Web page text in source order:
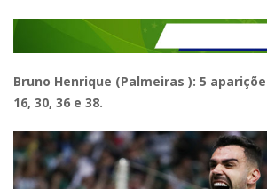
Bruno Henrique (Palmeiras ): 5
16, 30, 36 e 38.